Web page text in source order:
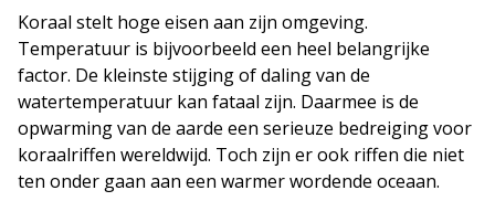
Koraal stelt hoge eisen aan zijn omgeving.
Temperatuur is bijvoorbeeld een heel belangrijke
factor. De kleinste stijging of daling van de
watertemperatuur kan fataal zijn. Daarmee is de
opwarming van de aarde een serieuze bedreiging voor
koraalriffen wereldwijd. Toch zijn er ook riffen die niet
ten onder gaan aan een warmer wordende oceaan.